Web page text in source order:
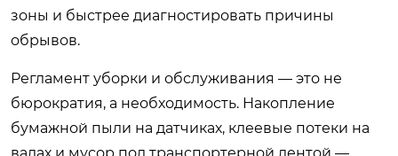
зоны и быстрее диагностировать причины
обрывов.
Регламент уборки и обслуживания — это не
бюрократия, а необходимость. Накопление
бумажной пыли на датчиках, клеевые потеки на